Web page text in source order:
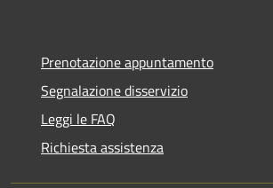
Prenotazione appuntamento
Segnalazione disservizio
Leggi le FAQ
Richiesta assistenza